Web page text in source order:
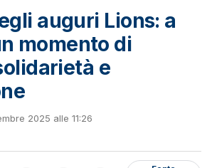
auguri Lions: a
momento di
e
2025 alle 11:26